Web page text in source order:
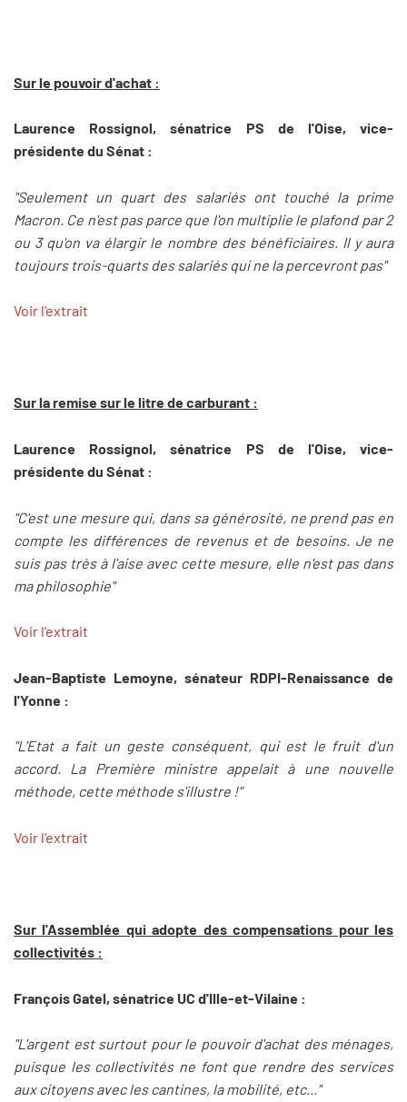
Sur le pouvoir d'achat :
Laurence Rossignol, sénatrice PS de l'Oise, vice-
présidente du Sénat :
"Seulement un quart des salariés ont touché la prime
Macron. Ce n'est pas parce que l'on multiplie le plafond par 2
ou 3 qu'on va élargir le nombre des bénéficiaires. Il y aura
toujours trois-quarts des salariés qui ne la percevront pas"
Voir l'extrait
Sur la remise sur le litre de carburant :
Laurence Rossignol, sénatrice PS de l'Oise, vice-
présidente du Sénat :
"C'est une mesure qui, dans sa générosité, ne prend pas en
compte les différences de revenus et de besoins. Je ne
suis pas très à l'aise avec cette mesure, elle n'est pas dans
ma philosophie"
Voir l'extrait
Jean-Baptiste Lemoyne, sénateur RDPI-Renaissance de
l'Yonne :
"L'Etat a fait un geste conséquent, qui est le fruit d'un
accord. La Première ministre appelait à une nouvelle
méthode, cette méthode s'illustre !"
Voir l'extrait
Sur l'Assemblée qui adopte des compensations pour les
collectivités :
François Gatel, sénatrice UC d'Ille-et-Vilaine :
"L'argent est surtout pour le pouvoir d'achat des ménages,
puisque les collectivités ne font que rendre des services
aux citoyens avec les cantines, la mobilité, etc..."